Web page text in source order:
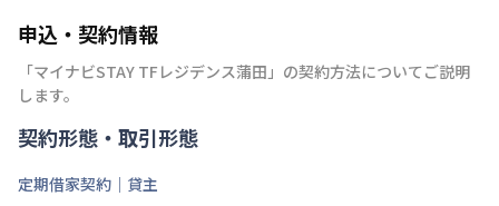
申込・契約情報
「マイナビSTAY TFレジデンス蒲田 」の契約方法についてご説明
します。
契約形態・取引形態
定期借家契約｜貸主